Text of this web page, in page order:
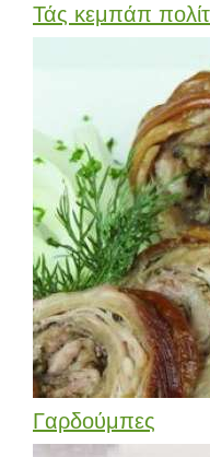
Τάς κεμπάπ
Γαρδούμπες